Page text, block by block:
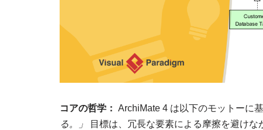
コアの哲学： ArchiMate 4 は以下のモットーに
る。」
目標は、冗長な要素による摩擦を避け